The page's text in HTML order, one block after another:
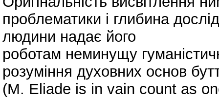
проблематики і глибина
людини надає його
роботам неминущу
розуміння духовних основ
(M. Eliade is in vain count as